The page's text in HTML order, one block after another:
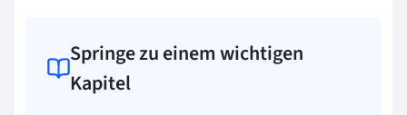
Springe zu einem wichtigen
Kapitel